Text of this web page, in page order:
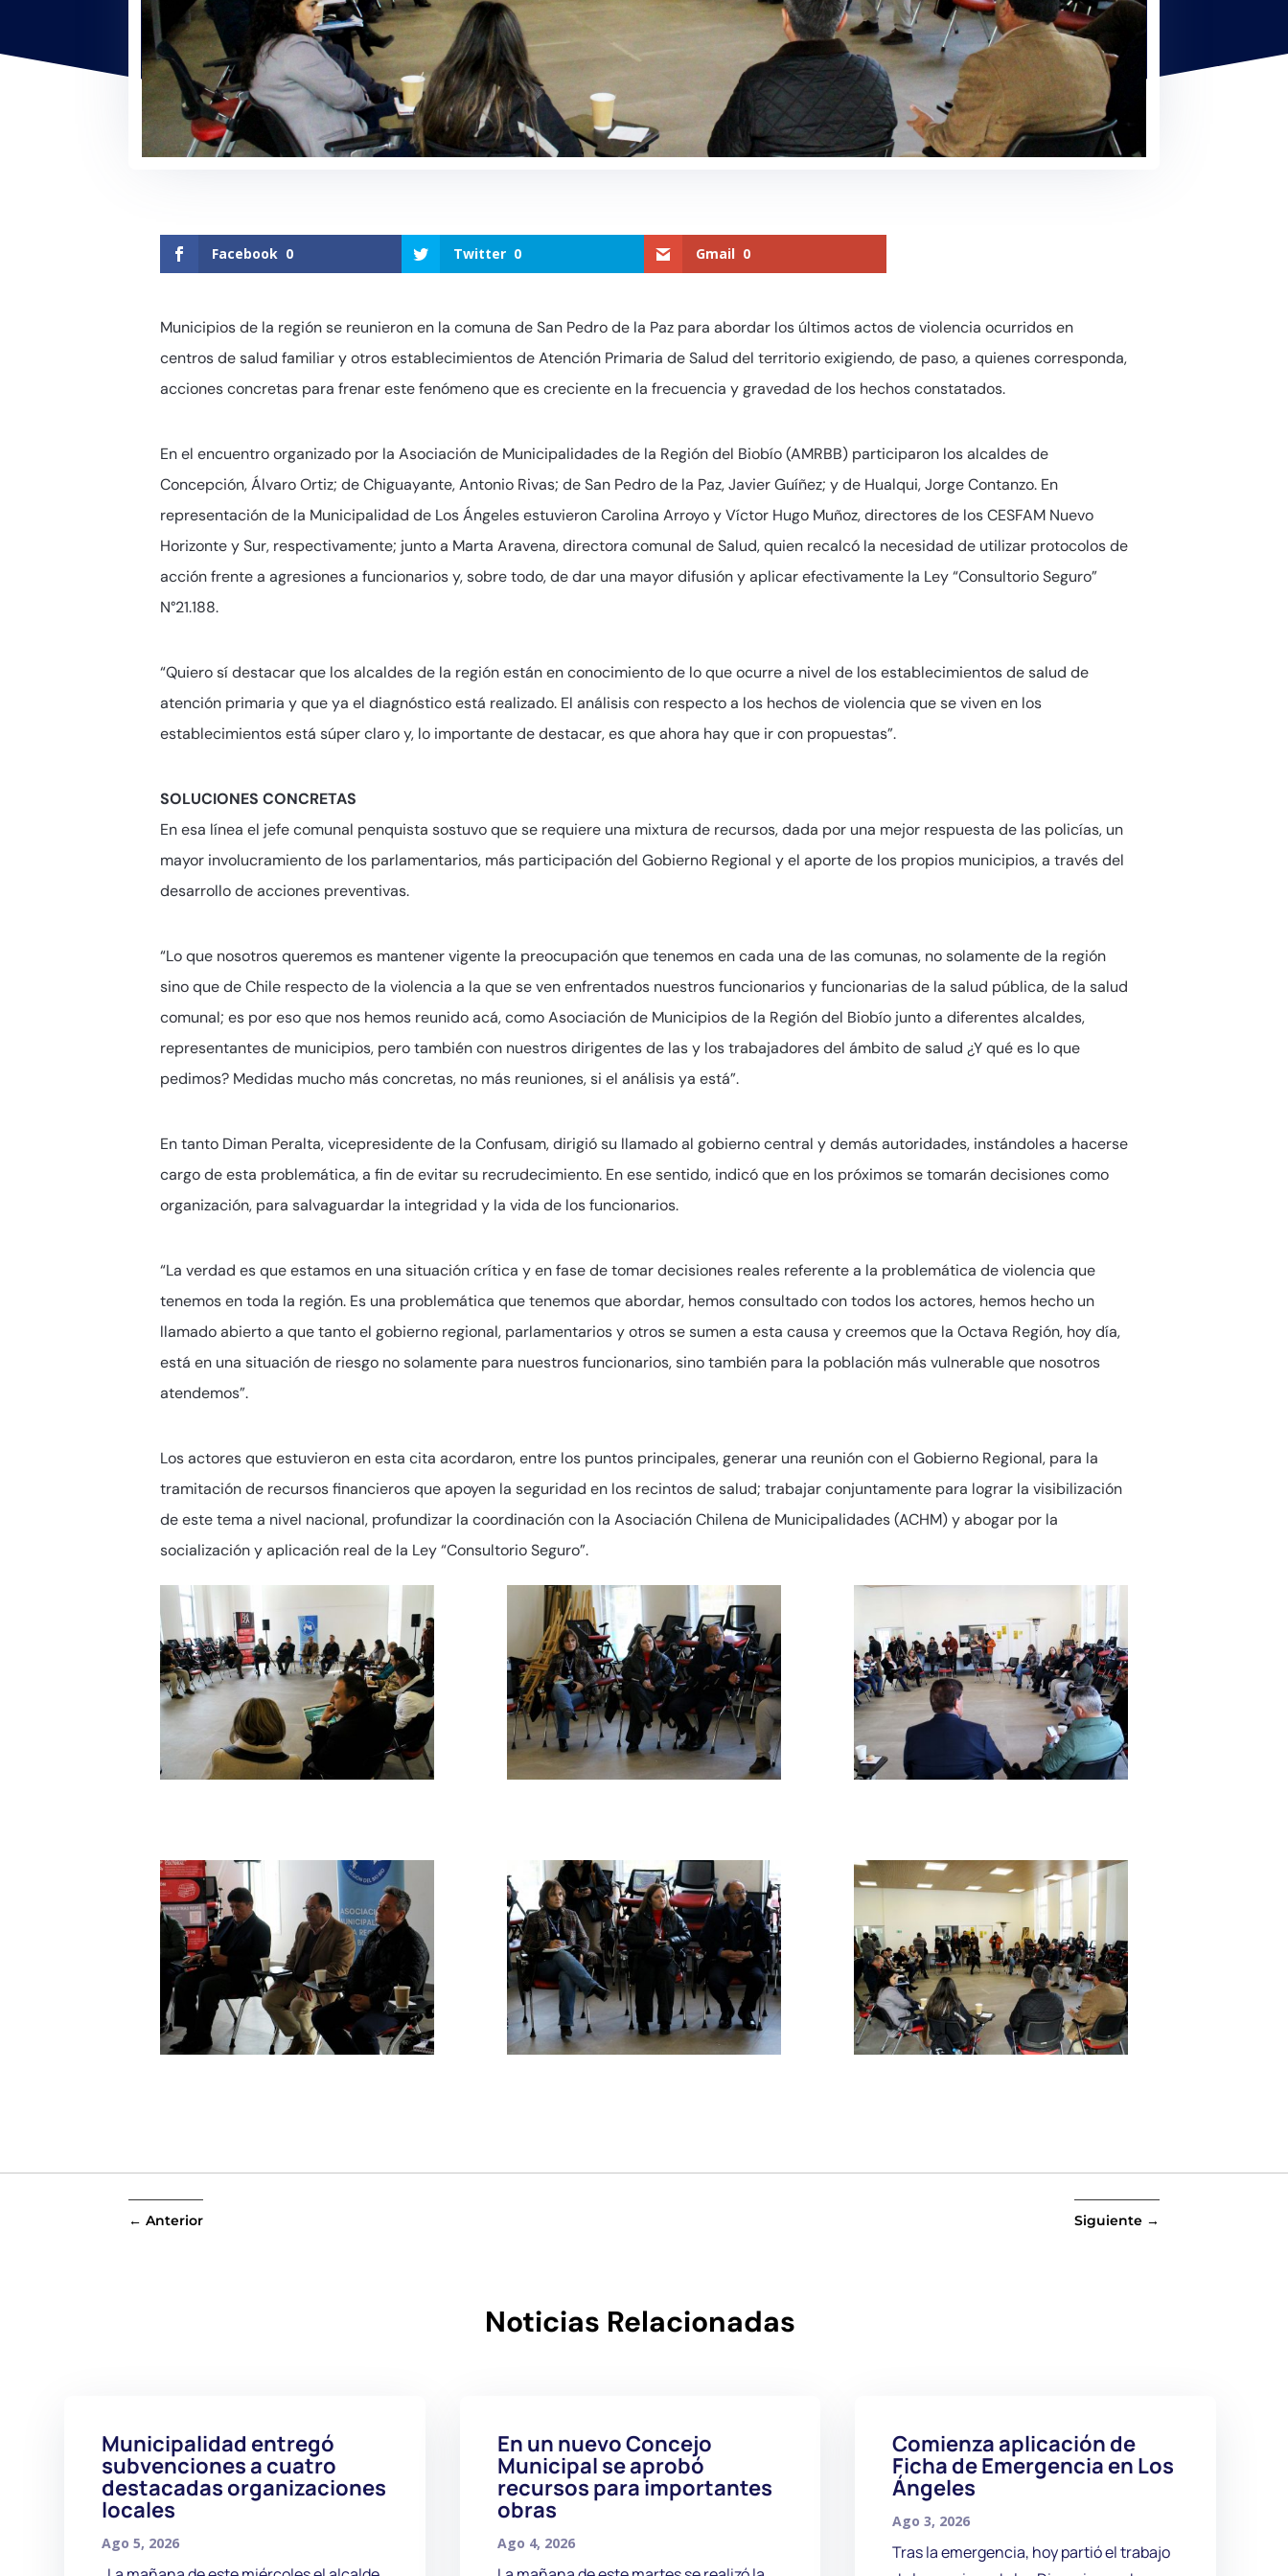
Facebook 0 Twitter 0 Gmail 0
Municipios de la región se reunieron en la comuna de San Pedro de la Paz para abordar los últimos actos de violencia ocurridos en
centros de salud familiar y otros establecimientos de Atención Primaria de Salud del territorio exigiendo, de paso, a quienes corresponda,
acciones concretas para frenar este fenómeno que es creciente en la frecuencia y gravedad de los hechos constatados.
En el encuentro organizado por la Asociación de Municipalidades de la Región del Biobío (AMRBB) participaron los alcaldes de
Concepción, Álvaro Ortiz; de Chiguayante, Antonio Rivas; de San Pedro de la Paz, Javier Guíñez; y de Hualqui, Jorge Contanzo. En
representación de la Municipalidad de Los Ángeles estuvieron Carolina Arroyo y Víctor Hugo Muñoz, directores de los CESFAM Nuevo
Horizonte y Sur, respectivamente; junto a Marta Aravena, directora comunal de Salud, quien recalcó la necesidad de utilizar protocolos de
acción frente a agresiones a funcionarios y, sobre todo, de dar una mayor difusión y aplicar efectivamente la Ley “Consultorio Seguro”
N°21.188.
“Quiero sí destacar que los alcaldes de la región están en conocimiento de lo que ocurre a nivel de los establecimientos de salud de
atención primaria y que ya el diagnóstico está realizado. El análisis con respecto a los hechos de violencia que se viven en los
establecimientos está súper claro y, lo importante de destacar, es que ahora hay que ir con propuestas”.
SOLUCIONES CONCRETAS
En esa línea el jefe comunal penquista sostuvo que se requiere una mixtura de recursos, dada por una mejor respuesta de las policías, un
mayor involucramiento de los parlamentarios, más participación del Gobierno Regional y el aporte de los propios municipios, a través del
desarrollo de acciones preventivas.
“Lo que nosotros queremos es mantener vigente la preocupación que tenemos en cada una de las comunas, no solamente de la región
sino que de Chile respecto de la violencia a la que se ven enfrentados nuestros funcionarios y funcionarias de la salud pública, de la salud
comunal; es por eso que nos hemos reunido acá, como Asociación de Municipios de la Región del Biobío junto a diferentes alcaldes,
representantes de municipios, pero también con nuestros dirigentes de las y los trabajadores del ámbito de salud ¿Y qué es lo que
pedimos? Medidas mucho más concretas, no más reuniones, si el análisis ya está”.
En tanto Diman Peralta, vicepresidente de la Confusam, dirigió su llamado al gobierno central y demás autoridades, instándoles a hacerse
cargo de esta problemática, a fin de evitar su recrudecimiento. En ese sentido, indicó que en los próximos se tomarán decisiones como
organización, para salvaguardar la integridad y la vida de los funcionarios.
“La verdad es que estamos en una situación crítica y en fase de tomar decisiones reales referente a la problemática de violencia que
tenemos en toda la región. Es una problemática que tenemos que abordar, hemos consultado con todos los actores, hemos hecho un
llamado abierto a que tanto el gobierno regional, parlamentarios y otros se sumen a esta causa y creemos que la Octava Región, hoy día,
está en una situación de riesgo no solamente para nuestros funcionarios, sino también para la población más vulnerable que nosotros
atendemos”.
Los actores que estuvieron en esta cita acordaron, entre los puntos principales, generar una reunión con el Gobierno Regional, para la
tramitación de recursos financieros que apoyen la seguridad en los recintos de salud; trabajar conjuntamente para lograr la visibilización
de este tema a nivel nacional, profundizar la coordinación con la Asociación Chilena de Municipalidades (ACHM) y abogar por la
socialización y aplicación real de la Ley “Consultorio Seguro”.
←Anterior Siguiente→
Noticias Relacionadas
Municipalidad entregó
subvenciones a cuatro
destacadas organizaciones
locales
Ago 5, 2026
En un nuevo Concejo
Municipal se aprobó
recursos para importantes
obras
Ago 4, 2026
Comienza aplicación de
Ficha de Emergencia en Los
Ángeles
Ago 3, 2026
Tras la emergencia, hoy partió el trabajo